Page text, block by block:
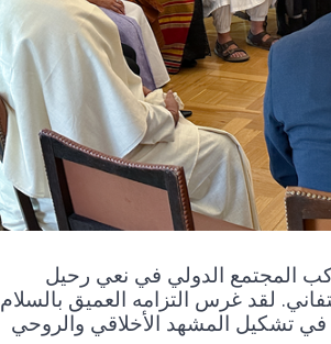
المجتمع الدولي في نعي رحيل
لقد غرس التزامه العميق بالسلام
في تشكيل المشهد الأخلاقي والروحي